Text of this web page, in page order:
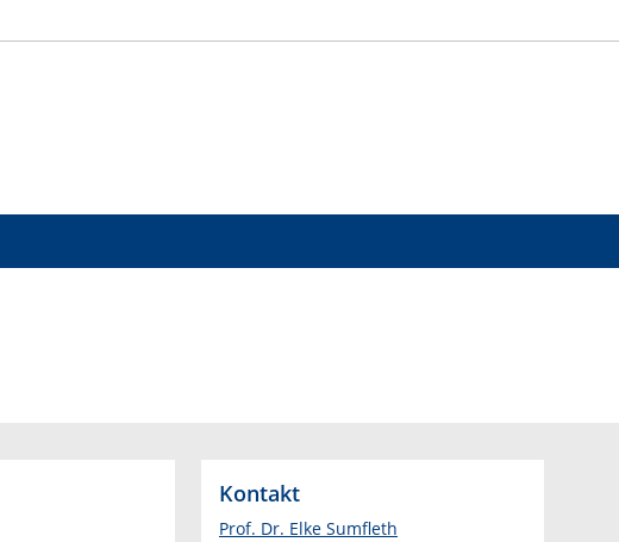
Kontakt
Prof. Dr. Elke Sumfleth